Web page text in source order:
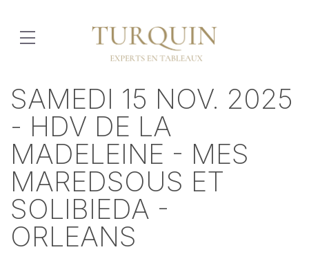
SAMEDI 15 NOV. 2025
- HDV DE LA
MADELEINE - MES
MAREDSOUS ET
SOLIBIEDA -
ORLEANS